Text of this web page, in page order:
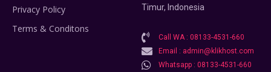
Privacy Policy
Terms & Conditons
Timur, Indonesia
Call WA : 08133-4531-660
Email : admin@klikhost.com
Whatsapp : 08133-4531-660